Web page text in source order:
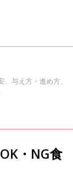
与え方・進め方、
・NG食